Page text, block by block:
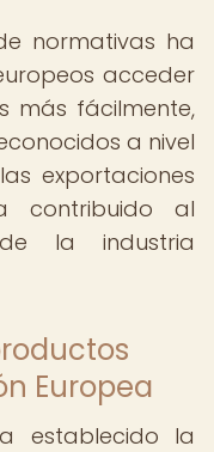
normativas ha
acceder
más fácilmente,
a nivel
exportaciones
contribuido al
la industria
Europea
establecido la